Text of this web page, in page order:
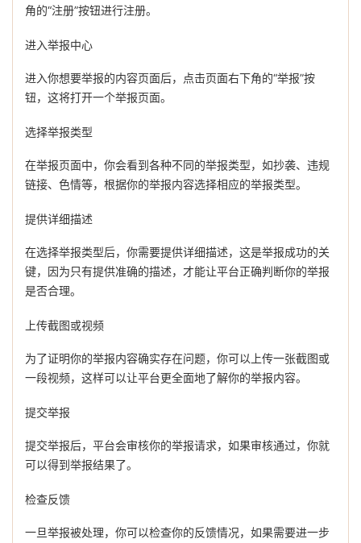
角的“注册”按钮进行注册。
进入举报中心
进入你想要举报的内容页面后，点击页面右下角的“举报”按
钮，这将打开一个举报页面。
选择举报类型
在举报页面中，你会看到各种不同的举报类型，如抄袭、违规
链接、色情等，根据你的举报内容选择相应的举报类型。
提供详细描述
在选择举报类型后，你需要提供详细描述，这是举报成功的关
键，因为只有提供准确的描述，才能让平台正确判断你的举报
是否合理。
上传截图或视频
为了证明你的举报内容确实存在问题，你可以上传一张截图或
一段视频，这样可以让平台更全面地了解你的举报内容。
提交举报
提交举报后，平台会审核你的举报请求，如果审核通过，你就
可以得到举报结果了。
检查反馈
一旦举报被处理，你可以检查你的反馈情况，如果需要进一步